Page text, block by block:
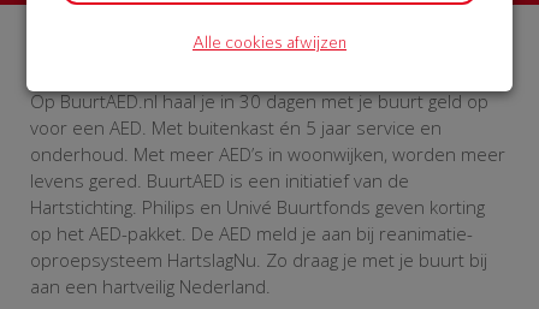
Over BuurtAED
Op BuurtAED.nl haal je in 30 dagen met je buurt geld op
voor een AED. Met buitenkast én 5 jaar service en
onderhoud. Met meer AED’s in woonwijken, worden meer
levens gered. BuurtAED is een initiatief van de
Hartstichting. Philips en Univé Buurtfonds geven korting
op het AED-pakket. De AED meld je aan bij reanimatie-
oproepsysteem HartslagNu. Zo draag je met je buurt bij
aan een hartveilig Nederland.
Alle cookies afwijzen